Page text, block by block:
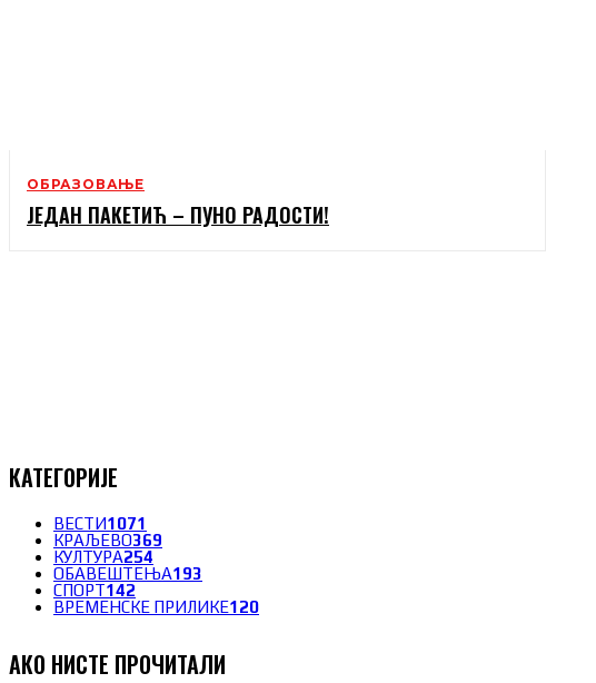
ОБРАЗОВАЊЕ
ЈЕДАН ПАКЕТИЋ – ПУНО РАДОСТИ!
КАТЕГОРИЈЕ
ВЕСТИ1071
КРАЉЕВО369
КУЛТУРА254
ОБАВЕШТЕЊА193
СПОРТ142
ВРЕМЕНСКЕ ПРИЛИКЕ120
АКО НИСТЕ ПРОЧИТАЛИ